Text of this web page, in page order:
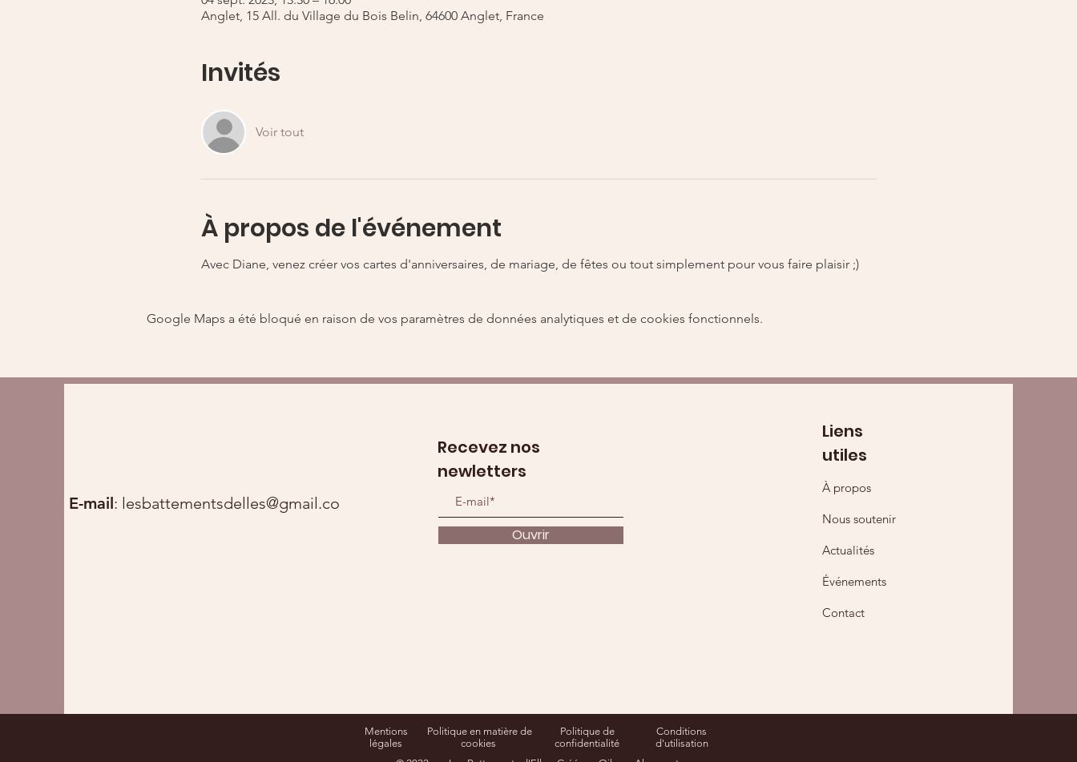
Anglet, 15 All. du Village du Bois Belin, 64600 Anglet, France
Invités
Voir tout
À propos de l'événement
Avec Diane, venez créer vos cartes d'anniversaires, de mariage, de fêtes ou tout simplement pour vous faire plaisir ;)
Google Maps a été bloqué en raison de vos paramètres de données analytiques et de cookies fonctionnels.
E-mail: lesbattementsdelles@gmail.com
Liens
utiles
À propos
Nous soutenir
Actualités
Événements
Contact
Recevez nos
newletters
Ouvrir
Mentions
légales
Politique en matière de
cookies
Politique de
confidentialité
Conditions
d'utilisation